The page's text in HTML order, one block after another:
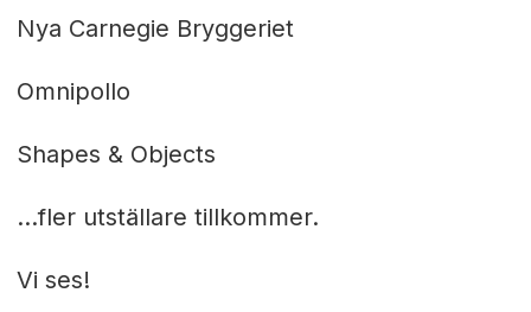
Nya Carnegie Bryggeriet
Omnipollo
Shapes & Objects
...fler utställare tillkommer.
Vi ses!